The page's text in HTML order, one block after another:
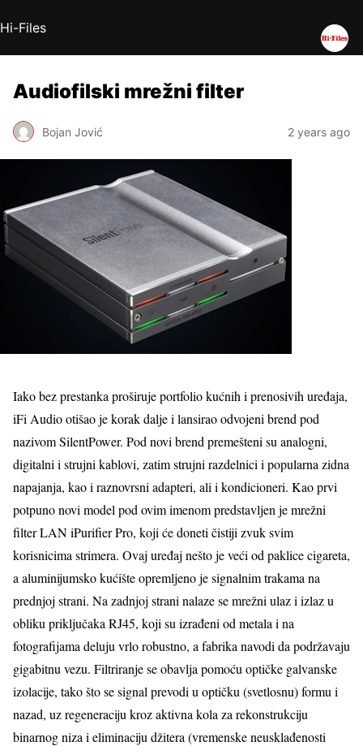
Hi-Files
Audiofilski mrežni filter
Bojan Jović 2 years ago
Iako bez prestanka proširuje portfolio kućnih i prenosivih uređaja,
iFi Audio otišao je korak dalje i lansirao odvojeni brend pod
nazivom SilentPower. Pod novi brend premešteni su analogni,
digitalni i strujni kablovi, zatim strujni razdelnici i popularna zidna
napajanja, kao i raznovrsni adapteri, ali i kondicioneri. Kao prvi
potpuno novi model pod ovim imenom predstavljen je mrežni
filter LAN iPurifier Pro, koji će doneti čistiji zvuk svim
korisnicima strimera. Ovaj uređaj nešto je veći od paklice cigareta,
a aluminijumsko kućište opremljeno je signalnim trakama na
prednjoj strani. Na zadnjoj strani nalaze se mrežni ulaz i izlaz u
obliku priključaka RJ45, koji su izrađeni od metala i na
fotografijama deluju vrlo robustno, a fabrika navodi da podržavaju
gigabitnu vezu. Filtriranje se obavlja pomoću optičke galvanske
izolacije, tako što se signal prevodi u optičku (svetlosnu) formu i
nazad, uz regeneraciju kroz aktivna kola za rekonstrukciju
binarnog niza i eliminaciju džitera (vremenske neusklađenosti